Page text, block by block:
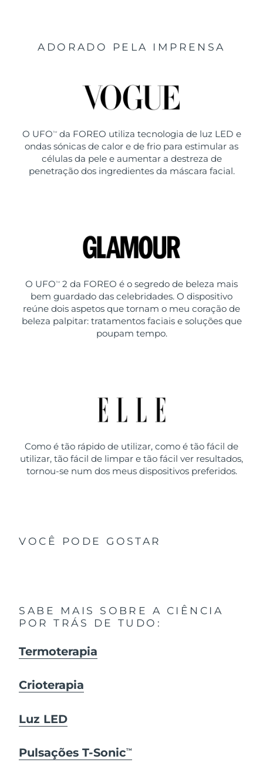
ADORADO PELA IMPRENSA
O UFO TMda FOREO utiliza tecnologia de luz LED e
ondas sónicas de calor e de frio para estimular as
células da pele e aumentar a destreza de
penetração dos ingredientes da máscara facial.
O UFO TM
2 da FOREO é o segredo de beleza mais
bem guardado das celebridades. O dispositivo
reúne dois aspetos que tornam o meu coração de
beleza palpitar: tratamentos faciais e soluções que
poupam tempo.
Como é tão rápido de utilizar, como é tão fácil de
utilizar, tão fácil de limpar e tão fácil ver resultados,
tornou-se num dos meus dispositivos preferidos.
VOCÊ PODE GOSTAR
SABE MAIS SOBRE A CIÊNCIA
POR TRÁS DE TUDO:
Termoterapia
Crioterapia
Luz LED
Pulsações T-SonicTM